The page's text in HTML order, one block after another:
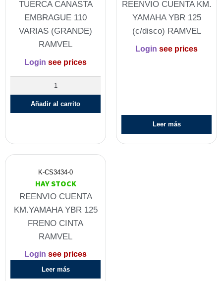
TUERCA CANASTA
EMBRAGUE 110
VARIAS (GRANDE)
RAMVEL
Login see prices
Añadir al carrito
REENVIO CUENTA KM.
YAMAHA YBR 125
(c/disco) RAMVEL
Login see prices
Leer más
K-CS3434-0
HAY STOCK
REENVIO CUENTA
KM.YAMAHA YBR 125
FRENO CINTA
RAMVEL
Login see prices
Leer más